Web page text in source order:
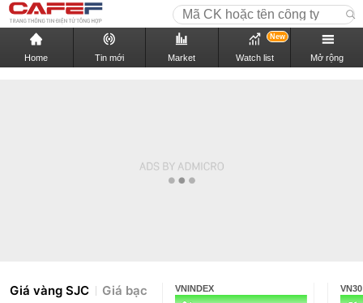
Home Tin mới Market Watch list
New
Mở rộng
Giá vàng SJC Giá bạc VNINDEX VN30